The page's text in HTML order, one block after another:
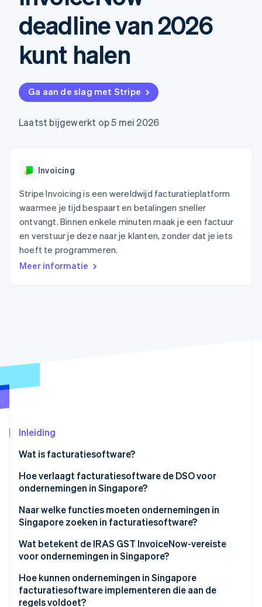
Toegang tot meer
Terminal
Fysieke betalingen
Authorization
Boost
Optimaliseer de
Link
Versneld afrekenen
Connections
Data Pipeline
Meer
Product roadmap
Ontdek wat er in het verschiet ligt
Radar
Fraudepreventie
Atlas
Oprichting van een start-up
Marktplaatsen
Geldbeheer
Platforms
Per branche
Creator economy
Non-profitorganisaties
Professionele
dienstverlening
Publieke sector
Detailhandel
Facturatie naar gebruik
bieden
die door stablecoins
worden gedekt
beheren met agents
Bronnen
Bedrijf
Productroadmap
Jaarlijks congres
Sessions
Vacatures
Stripe Press
Contact
Neem contact op
deadline van 2026
kunt halen
Ga aan de slag met Stripe
Laatst bijgewerkt op 5 mei 2026
Invoicing
Stripe Invoicing is een wereldwijd facturatieplatform
waarmee je tijd bespaart en betalingen sneller
ontvangt. Binnen enkele minuten maak je een factuur
en verstuur je deze naar je klanten, zonder dat je iets
hoeft te programmeren.
Meer informatie
Inleiding
Wat is facturatiesoftware?
Hoe verlaagt facturatiesoftware de DSO voor
ondernemingen in Singapore?
Naar welke functies moeten ondernemingen in
Singapore zoeken in facturatiesoftware?
Wat betekent de IRAS GST InvoiceNow-vereiste
voor ondernemingen in Singapore?
Hoe kunnen ondernemingen in Singapore
facturatiesoftware implementeren die aan de
regels voldoet?